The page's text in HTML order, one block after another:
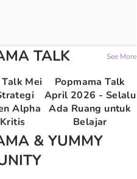
TALK See More
Mei
Alpha
Popmama Talk
April 2026 - Selalu
Ada Ruang untuk
Belajar
& YUMMY